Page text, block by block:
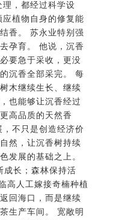
，都经过科学设
植物自身的修复能
香。 苏永业特别强
孕育。 他说，沉香
要急于采收，更没
沉香全部采完。 每
木继续生长、继续
也能够让沉香经过
高品质的天然香
不只是创造经济价
然，让沉香树持续
发展的基础之上。
成长；森林保持活
高人工嫁接奇楠种植
回海口，而是继续
生产车间。 宽敞明